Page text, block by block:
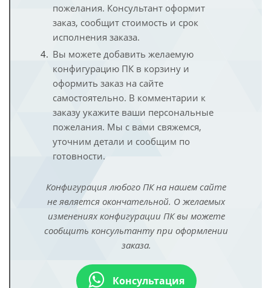
пожелания. Консультант оформит
заказ, сообщит стоимость и срок
исполнения заказа.
Вы можете добавить желаемую
конфигурацию ПК в корзину и
оформить заказ на сайте
самостоятельно. В комментарии к
заказу укажите ваши персональные
пожелания. Мы с вами свяжемся,
уточним детали и сообщим по
готовности.
Конфигурация любого ПК на нашем сайте
не является окончательной. О желаемых
изменениях конфигурации ПК вы можете
сообщить консультанту при оформлении
заказа.
Консультация